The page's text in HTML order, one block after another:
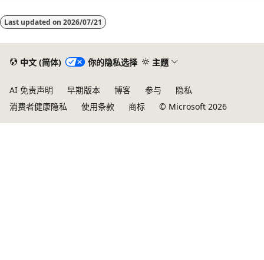
Last updated on 2026/07/21
中文 (简体) 你的隐私选择 主题
AI 免责声明 早期版本 博客 参与
隐私
消费者健康隐私
使用条款 商标 © Microsoft 2026